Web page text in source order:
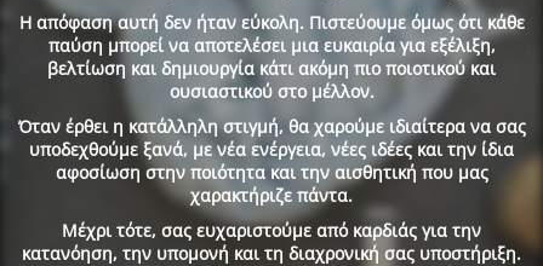
Η απόφαση αυτή δεν ήταν εύκολη. Πιστεύουμε όμως ότι κάθε
παύση μπορεί να αποτελέσει μια ευκαιρία για εξέλιξη,
βελτίωση και δημιουργία κάτι ακόμη πιο ποιοτικού και
ουσιαστικού στο μέλλον.
Όταν έρθει η κατάλληλη στιγμή, θα χαρούμε ιδιαίτερα να σας
υποδεχθούμε ξανά, με νέα ενέργεια, νέες ιδέες και την ίδια
αφοσίωση στην ποιότητα και την αισθητική που μας
χαρακτήριζε πάντα.
Μέχρι τότε, σας ευχαριστούμε από καρδιάς για την
κατανόηση, την υπομονή και τη διαχρονική σας υποστήριξη.